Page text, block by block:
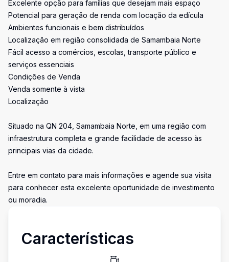
Excelente opção para famílias que desejam mais espaço
Potencial para geração de renda com locação da edícula
Ambientes funcionais e bem distribuídos
Localização em região consolidada de Samambaia Norte
Fácil acesso a comércios, escolas, transporte público e
serviços essenciais
Condições de Venda
Venda somente à vista
Localização
Situado na QN 204, Samambaia Norte, em uma região com
infraestrutura completa e grande facilidade de acesso às
principais vias da cidade.
Entre em contato para mais informações e agende sua visita
para conhecer esta excelente oportunidade de investimento
ou moradia.
Características